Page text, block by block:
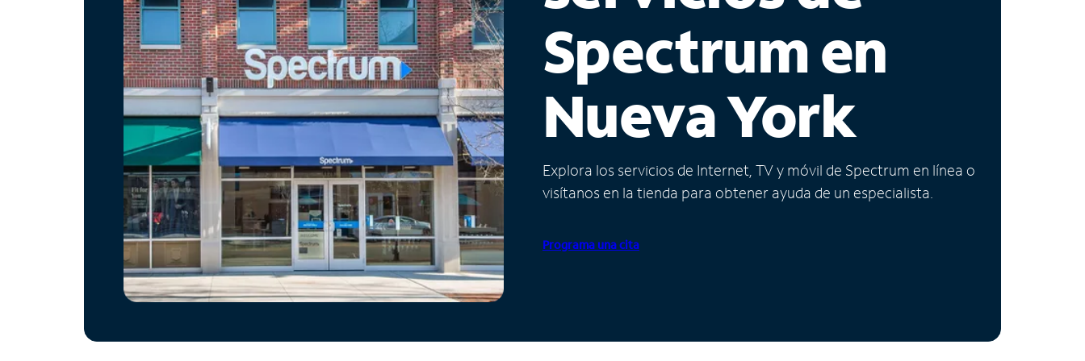
Spectrum en
Nueva York
Explora los servicios de Internet, TV y móvil de Spectrum en línea o
visítanos en la tienda para obtener ayuda de un especialista.
Programa una cita